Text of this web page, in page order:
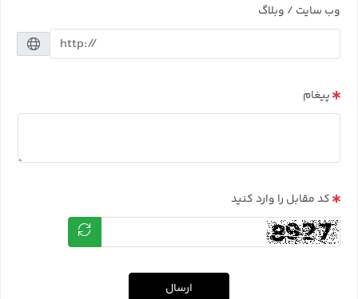
وب سایت / وبلاگ
پیغام
کد مقابل را وارد کنید
ارسال